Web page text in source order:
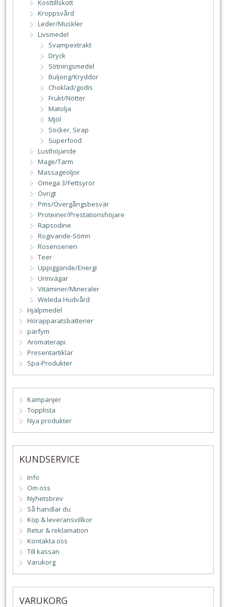
Kosttillskott
Kroppsvård
Leder/Muskler
Livsmedel
Svampextrakt
Dryck
Sötningsmedel
Buljong/Kryddor
Choklad/godis
Frukt/Nötter
Matolja
Mjöl
Socker, Sirap
Superfood
Lusthöjande
Mage/Tarm
Massageoljor
Omega 3/Fettsyror
Övrigt
Pms/Övergångsbesvär
Proteiner/Prestationshöjare
Rapsodine
Rogivande-Sömn
Rosenserien
Teer
Uppiggande/Energi
Urinvägar
Vitaminer/Mineraler
Weleda Hudvård
Hjälpmedel
Hörapparatsbatterier
parfym
Aromaterapi
Presentartiklar
Spa-Produkter
Kampanjer
Topplista
Nya produkter
KUNDSERVICE
Info
Om oss
Nyhetsbrev
Så handlar du
Köp & leveransvillkor
Retur & reklamation
Kontakta oss
Till kassan
Varukorg
VARUKORG